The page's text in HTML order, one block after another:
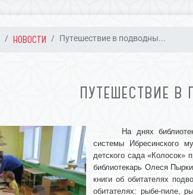
НОВОСТИ Путешествие в подводны...
ПУТЕШЕСТВИЕ
На днях
системы Ибресинского
детского сада «Колосок»
библиотекарь Олеся
книги об обитателях
обитателях: рыбе-пиле,